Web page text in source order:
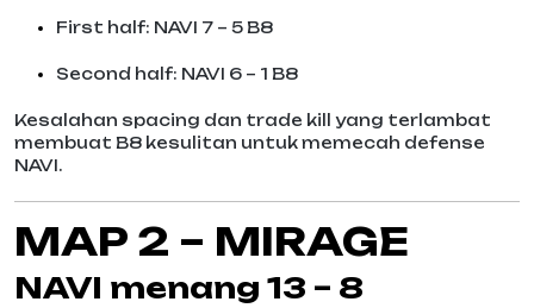
First half: NAVI 7 – 5 B8
Second half: NAVI 6 – 1 B8
Kesalahan spacing dan trade kill yang terlambat
membuat B8 kesulitan untuk memecah defense
NAVI.
MAP 2 – MIRAGE
NAVI menang 13 – 8